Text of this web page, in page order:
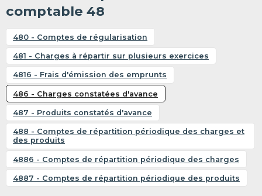
comptable 48
480 - Comptes de régularisation
481 - Charges à répartir sur plusieurs exercices
4816 - Frais d'émission des emprunts
486 - Charges constatées d'avance
487 - Produits constatés d'avance
488 - Comptes de répartition périodique des charges et
des produits
4886 - Comptes de répartition périodique des charges
4887 - Comptes de répartition périodique des produits